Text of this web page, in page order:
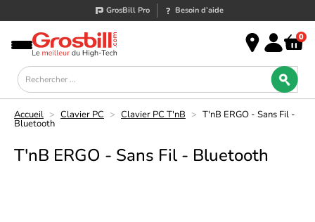
GrosBill Pro Besoin d’aide
0
Accueil > Clavier PC > Clavier PC T'nB > T'nB ERGO - Sans Fil -
Bluetooth
T'nB ERGO - Sans Fil - Bluetooth